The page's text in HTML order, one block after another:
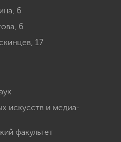
6
6
17
искусств и медиа-
факультет